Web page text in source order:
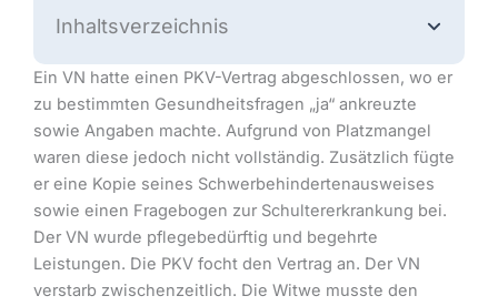
Inhaltsverzeichnis
Ein VN hatte einen PKV-Vertrag abgeschlossen, wo er
zu bestimmten Gesundheitsfragen „ja“ ankreuzte
sowie Angaben machte. Aufgrund von Platzmangel
waren diese jedoch nicht vollständig. Zusätzlich fügte
er eine Kopie seines Schwerbehindertenausweises
sowie einen Fragebogen zur Schultererkrankung bei.
Der VN wurde pflegebedürftig und begehrte
Leistungen. Die PKV focht den Vertrag an. Der VN
verstarb zwischenzeitlich. Die Witwe musste den